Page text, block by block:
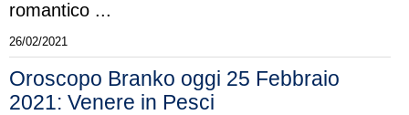
romantico ...
26/02/2021
Oroscopo Branko oggi 25 Febbraio
2021: Venere in Pesci